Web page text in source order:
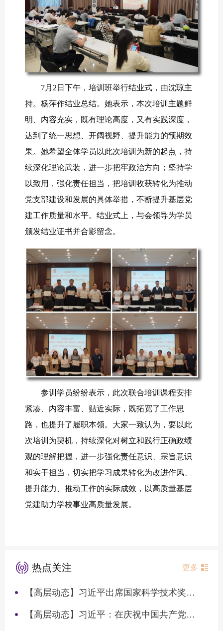
7月2日下午，培训班举行结业式，由沈琼主
持。杨萍作结业总结。她表示，本次培训主题鲜
明、内容充实，既有理论高度，又有实践深度，
达到了统一思想、开阔视野、提升能力的预期效
果。她希望全体学员以此次培训为新的起点，持
续深化理论武装，进一步把牢政治方向；坚持学
以致用，强化责任担当，把培训收获转化为推动
党支部建设和发展的具体举措，不断提升基层党
建工作质量和水平。结业式上，与会领导为学员
颁发结业证书并合影留念。
参训学员纷纷表示，此次联合培训课程安排
紧凑、内容丰富、贴近实际，既拓宽了工作思
路，也提升了履职本领。大家一致认为，要以此
次培训为契机，持续深化对树立和践行正确政绩
观的理解把握，进一步强化责任意识、宗旨意识
和实干担当，切实把学习成果转化为改进作风、
提升能力、推动工作的实际成效，以高质量基层
党建助力学校事业高质量发展。
热点关注 更多
【高层动态】习近平出席国家科学技术奖励大会两院院士大会中国科协第十一次全国代表大会并发表重要讲话
【高层动态】习近平：在庆祝中国共产党成立105周年大会上的讲话